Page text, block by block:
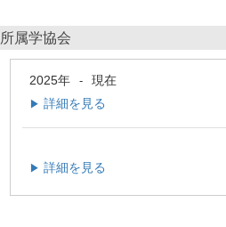
所属学協会
2025年 - 現在
▶ 詳細を見る
▶ 詳細を見る